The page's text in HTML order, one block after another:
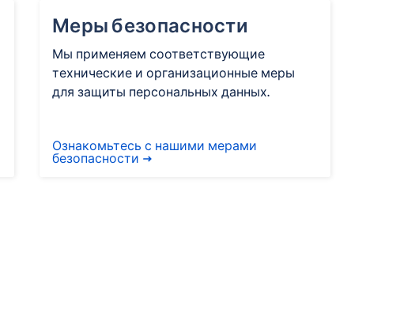
Меры безопасности
Мы применяем соответствующие
технические и организационные меры
для защиты персональных данных.
Ознакомьтесь с нашими мерами
безопасности